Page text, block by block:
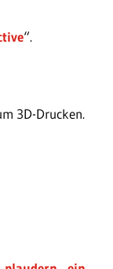
“.
3D-Drucken.